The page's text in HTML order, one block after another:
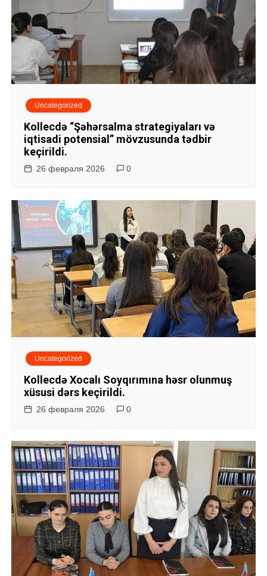
Uncategorized
Kollecdə “Şəhərsalma strategiyaları və
iqtisadi potensial” mövzusunda tədbir
keçirildi.
26 февраля 2026 0
Uncategorized
Kollecdə Xocalı Soyqırımına həsr olunmuş
xüsusi dərs keçirildi.
26 февраля 2026 0